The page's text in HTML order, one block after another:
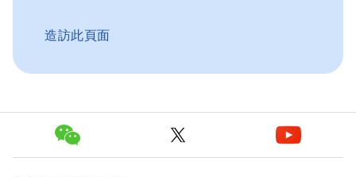
造訪此頁面